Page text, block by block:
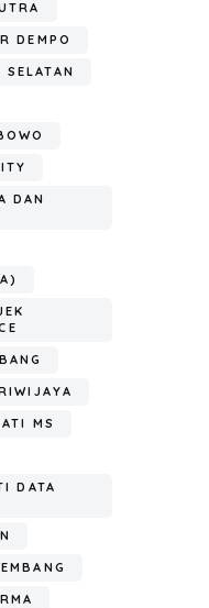
DEMPO
DAN
MS
DATA